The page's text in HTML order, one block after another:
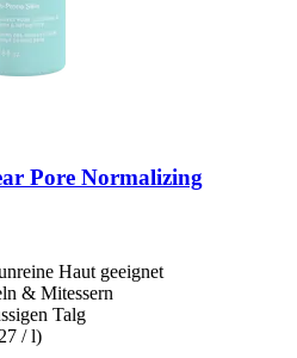
Pore Normalizing
Haut geeignet
& Mitessern
Talg
/ l)